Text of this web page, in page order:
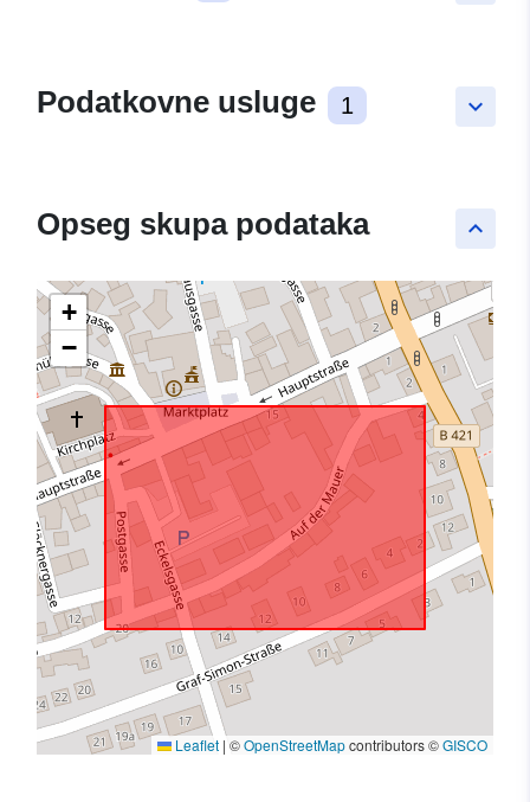
keyboard_arrow_down
Podatkovne usluge 1
keyboard_arrow_up
Opseg skupa podataka
+
−
Leaflet | ©OpenStreetMapcontributors ©GISCO